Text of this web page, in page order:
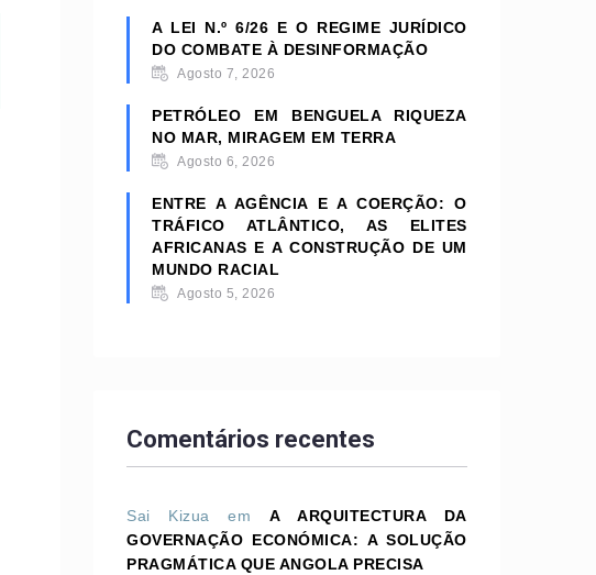
A LEI N.º 6/26 E O REGIME JURÍDICO
DO COMBATE À DESINFORMAÇÃO
Agosto 7, 2026
PETRÓLEO EM BENGUELA RIQUEZA
NO MAR, MIRAGEM EM TERRA
Agosto 6, 2026
ENTRE A AGÊNCIA E A COERÇÃO: O
TRÁFICO ATLÂNTICO, AS ELITES
AFRICANAS E A CONSTRUÇÃO DE UM
MUNDO RACIAL
Agosto 5, 2026
Comentários recentes
Sai Kizua emA ARQUITECTURA DA
GOVERNAÇÃO ECONÓMICA: A SOLUÇÃO
PRAGMÁTICA QUE ANGOLA PRECISA